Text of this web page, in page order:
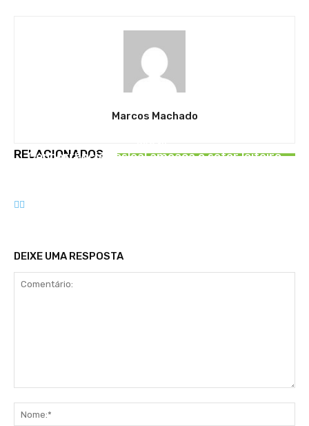
Marcos Machado
RELACIONADOS
Concorrência desleal ameaça o setor leiteiro
Brasil sofre mais de 40 invasões de
DEIXE UMA RESPOSTA